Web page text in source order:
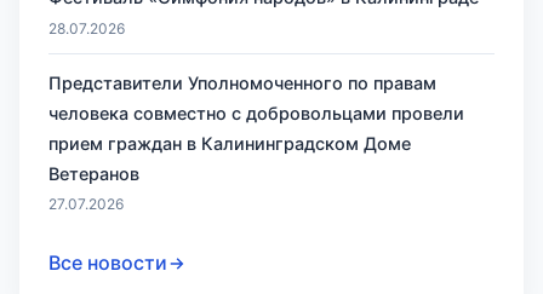
28.07.2026
Представители Уполномоченного по правам
человека совместно с добровольцами провели
прием граждан в Калининградском Доме
Ветеранов
27.07.2026
Все новости